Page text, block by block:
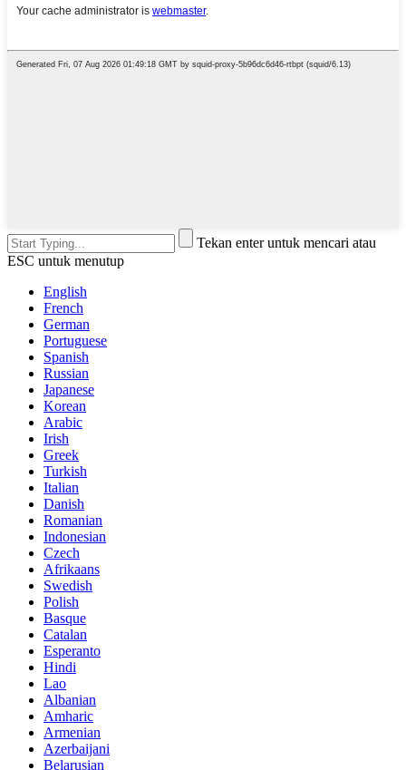
Tekan enter untuk mencari atau
ESC untuk menutup
English
French
German
Portuguese
Spanish
Russian
Japanese
Korean
Arabic
Irish
Greek
Turkish
Italian
Danish
Romanian
Indonesian
Czech
Afrikaans
Swedish
Polish
Basque
Catalan
Esperanto
Hindi
Lao
Albanian
Amharic
Armenian
Azerbaijani
Belarusian